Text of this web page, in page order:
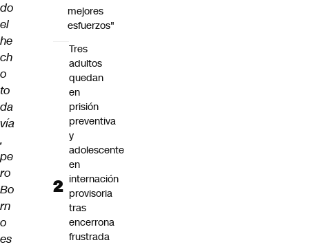
do
el
he
ch
o
to
da
vía
,
pe
ro
Bo
rn
o
es
mejores
esfuerzos"
Tres
adultos
quedan
en
prisión
preventiva
y
adolescente
en
internación
provisoria
tras
encerrona
frustrada